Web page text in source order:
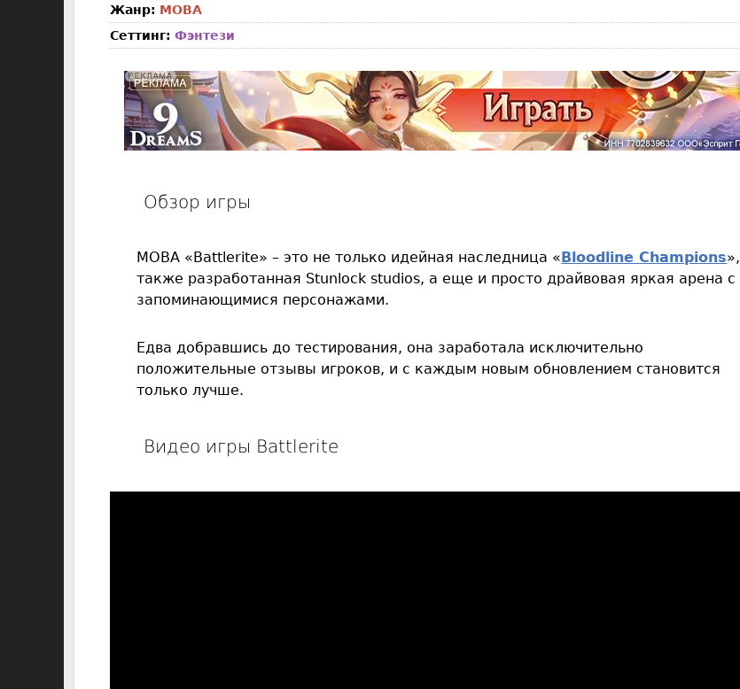
Жанр: MOBA
Сеттинг: Фэнтези
Обзор игры
MOBA «Battlerite» – это не только идейная наследница «Bloodline Champions»,
также разработанная Stunlock studios, а еще и просто драйвовая яркая арена с
запоминающимися персонажами.
Едва добравшись до тестирования, она заработала исключительно
положительные отзывы игроков, и с каждым новым обновлением становится
только лучше.
Видео игры Battlerite